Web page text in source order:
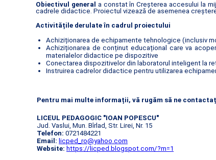
Obiectivul general a constat în Creșterea accesului la
cadrele didactice. Proiectul vizează de asemenea
Activitățile derulate în cadrul proiectului
Achiziționarea de echipamente tehnologice (inclusiv
Achiziționarea de conținut educațional care va
materialelor didactice pe dispozitive
Conectarea dispozitivelor din laboratorul inteligent la
Instruirea cadrelor didactice pentru utilizarea
Pentru mai multe informații, vă rugăm să ne
LICEUL PEDAGOGIC "IOAN POPESCU"
Jud. Vaslui, Mun. Bîrlad, Str. Lirei, Nr. 15
Telefon: 0721484221
Email: licped_ro@yahoo.com
Website: https://licped.blogspot.com/?m=1